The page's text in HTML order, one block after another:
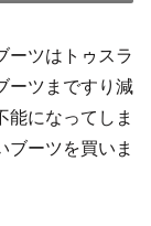
ーツはトゥスラ
ーツまですり減
能になってしま
ブーツを買いま